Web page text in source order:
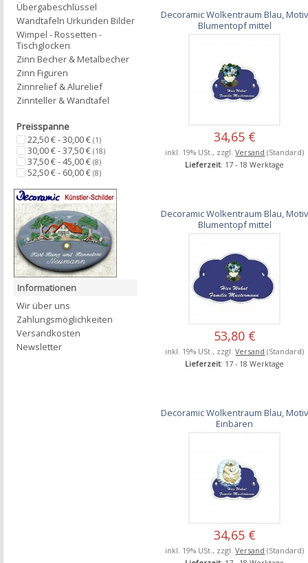
Decoramic Wolkentraum Blau, Motiv
Blumentopf mittel
34,65 €
inkl. 19% USt., zzgl.Versand (Standard)
Lieferzeit: 17 - 18 Werktage
Decoramic Wolkentraum Blau, Motiv
Blumentopf mittel
53,80 €
inkl. 19% USt., zzgl.Versand (Standard)
Lieferzeit: 17 - 18 Werktage
Decoramic Wolkentraum Blau, Motiv
Einbären
34,65 €
inkl. 19% USt., zzgl.Versand (Standard)
Übergabeschlüssel
Wandtafeln Urkunden Bilder
Wimpel - Rossetten -
Tischglocken
Zinn Becher & Metalbecher
Zinn Figuren
Zinnrelief & Alurelief
Zinnteller & Wandtafel
Preisspanne
22,50 € - 30,00 € (1)
30,00 € - 37,50 € (18)
37,50 € - 45,00 € (8)
52,50 € - 60,00 € (8)
Informationen
Wir über uns
Zahlungsmöglichkeiten
Versandkosten
Newsletter